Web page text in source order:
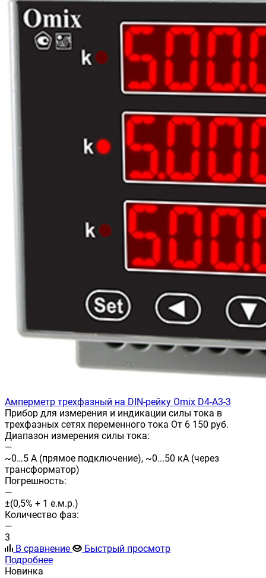
Амперметр трехфазный на DIN-рейку Omix D4-A3-3
Прибор для измерения и индикации силы тока в
трехфазных сетях переменного тока От 6 150 руб.
Диапазон измерения силы тока:
—
~0…5 А (прямое подключение), ~0...50 кА (через
трансформатор)
Погрешность:
—
±(0,5% + 1 е.м.р.)
Количество фаз:
—
3
В сравнение
Быстрый просмотр
Подробнее
Новинка